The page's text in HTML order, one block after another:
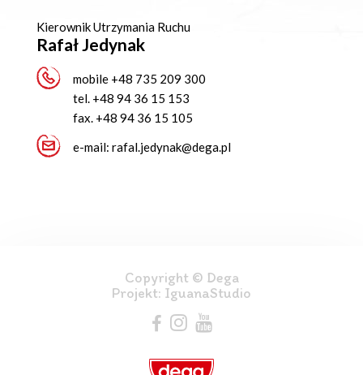
Kierownik Utrzymania Ruchu
Rafał Jedynak
mobile +48 735 209 300
tel. +48 94 36 15 153
fax. +48 94 36 15 105
e-mail: rafal.jedynak@dega.pl
Copyright © Dega
Projekt: IguanaStudio